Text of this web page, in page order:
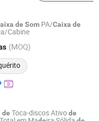
de Som PA/Caixa de
Cabine
(MOQ)
Co., Ltd.
2011
de Toca-discos Ativode